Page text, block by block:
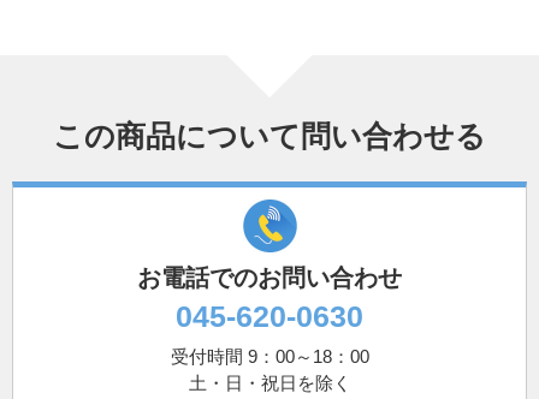
この商品について問い合わせる
お電話でのお問い合わせ
045-620-0630
受付時間 9：00～18：00
土・日・祝日を除く